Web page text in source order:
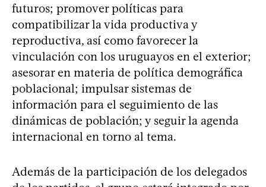
futuros; promover políticas para
compatibilizar la vida productiva y
reproductiva, así como favorecer la
vinculación con los uruguayos en el exterior;
asesorar en materia de política demográfica
poblacional; impulsar sistemas de
información para el seguimiento de las
dinámicas de población; y seguir la agenda
internacional en torno al tema.
Además de la participación de los delegados